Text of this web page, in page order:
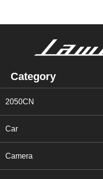
Category
2050CN
Car
Camera